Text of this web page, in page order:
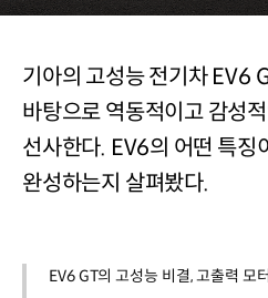
열림)
기아의 고성능 전기차 EV6
바탕으로 역동적이고 감성
선사한다. EV6의 어떤 특징
완성하는지 살펴봤다.
EV6 GT의 고성능 비결, 고출력 모터